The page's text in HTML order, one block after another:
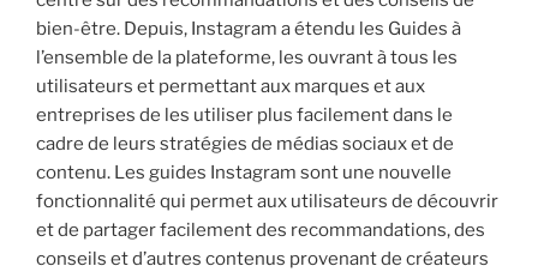
bien-être. Depuis, Instagram a étendu les Guides à
l’ensemble de la plateforme, les ouvrant à tous les
utilisateurs et permettant aux marques et aux
entreprises de les utiliser plus facilement dans le
cadre de leurs stratégies de médias sociaux et de
contenu. Les guides Instagram sont une nouvelle
fonctionnalité qui permet aux utilisateurs de découvrir
et de partager facilement des recommandations, des
conseils et d’autres contenus provenant de créateurs